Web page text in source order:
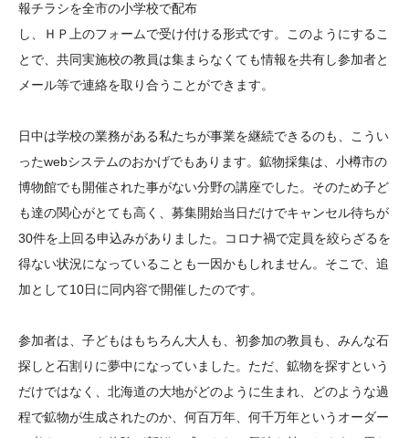
報チラシを全市の小学校で配布
し、ＨＰ上のフォームで受け付ける形式です。このようにするこ
とで、共同実施校の教員は集まらなくても情報を共有し参加者と
メール等で連絡を取り合うことができます。
日中は学校の業務がある私たちが事業を継続できるのも、こうい
ったwebシステムのおかげでもあります。鉱物採集は、小樽市の
博物館でも開催された事がない分野の講座でした。そのため子ど
も達の関心がとても高く、募集開始当日だけでキャンセル待ちが
30件を上回る申込みがありました。コロナ禍で定員を絞らざるを
得ない状況になっていることも一因かもしれません。そこで、追
加として10日に同内容で開催したのです。
参加者は、子どもはもちろん大人も、初参加の教員も、みんな石
探しと石割りに夢中になっていました。ただ、鉱物を探すという
だけではなく、北海道の大地がどのように生まれ、どのような過
程で鉱物が生成されたのか、何百万年、何千万年というオーダー